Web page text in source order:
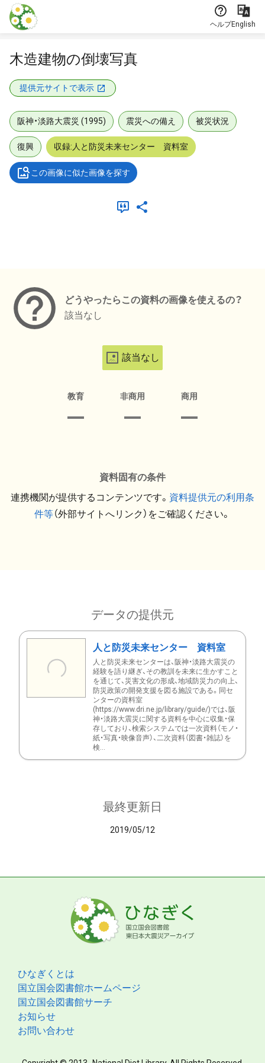
本文に飛ぶ
ヘルプEnglish
木造建物の倒壊写真
提供元サイトで表示
阪神・淡路大震災 (1995) 震災への備え 被災状況
復興 収録:人と防災未来センター 資料室
この画像に似た画像を探す
どうやったらこの資料の画像を使えるの？
該当なし
該当なし
教育 非商用 商用
資料固有の条件
連携機関が提供するコンテンツです。 資料提供元の利用条
件等（外部サイトへリンク）をご確認ください。
データの提供元
人と防災未来センター 資料室
人と防災未来センターは、阪神・淡路大震災の
経験を語り継ぎ、その教訓を未来に生かすこと
を通じて、災害文化の形成、地域防災力の向上、
防災政策の開発支援を図る施設である。同セ
ンターの資料室
(https://www.dri.ne.jp/library/guide/)では、阪
神・淡路大震災に関する資料を中心に収集・保
存しており、検索システムでは一次資料（モノ・
紙・写真・映像音声）、二次資料（図書・雑誌）を
検...
最終更新日
2019/05/12
ひなぎくとは
国立国会図書館ホームページ
国立国会図書館サーチ
お知らせ
お問い合わせ